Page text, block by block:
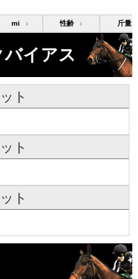
mi ↕ 性齢 ↕ 斤量
イアス
ト
ト
ト